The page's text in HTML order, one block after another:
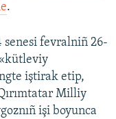
.
senesi fevralniñ 26-
«kütleviy
iştirak etip,
Milliy
işi boyunca